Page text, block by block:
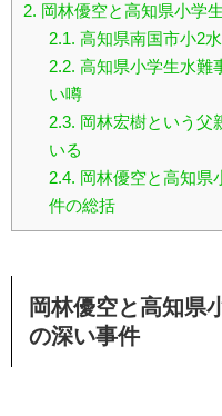
2. 岡林優空と高知県小学
2.1. 高知県南国市小2
2.2. 高知県小学生水難
い噂
2.3. 岡林宏樹という父
いる
2.4. 岡林優空と高知県
件の総括
岡林優空と高知県
の深い事件